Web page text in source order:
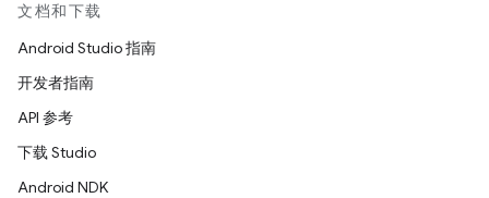
文档和下载
Android Studio 指南
开发者指南
API 参考
下载 Studio
Android NDK